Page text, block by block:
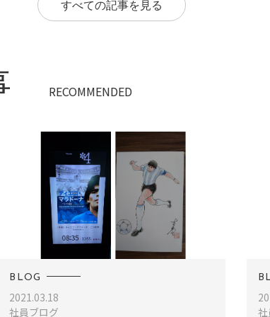
すべての記事を見る
RECOMMENDED
BLOG
2021.03.18
社員ブログ